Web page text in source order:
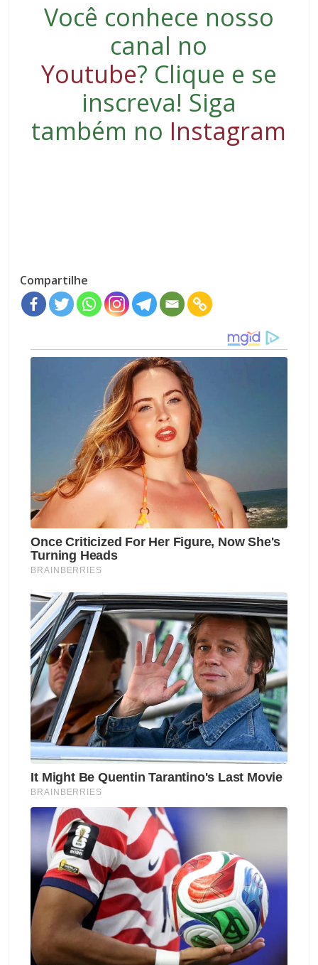
Você conhece nosso
canal no
Youtube? Clique e se
inscreva! Siga
também no Instagram
Compartilhe